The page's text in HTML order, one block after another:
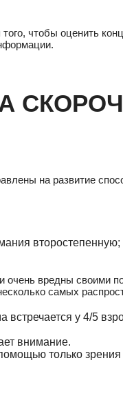
чтобы оценить
на развитие
второстепенную;
очень вредны своими
самых
у 4/5
внимание.
только